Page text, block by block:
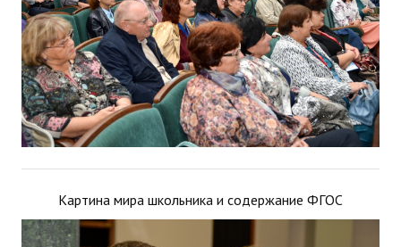
Картина мира школьника и содержание ФГОС